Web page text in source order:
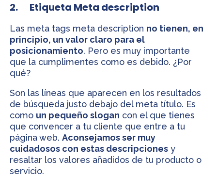
2. Etiqueta Meta description
Las meta tags meta description no tienen, en
principio, un valor claro para el
posicionamiento. Pero es muy importante
que la cumplimentes como es debido. ¿Por
qué?
Son las líneas que aparecen en los resultados
de búsqueda justo debajo del meta título. Es
como un pequeño slogan con el que tienes
que convencer a tu cliente que entre a tu
página web. Aconsejamos ser muy
cuidadosos con estas descripciones y
resaltar los valores añadidos de tu producto o
servicio.